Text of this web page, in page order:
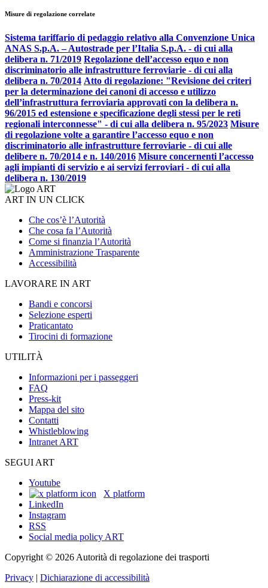
Misure di regolazione correlate
Sistema tariffario di pedaggio relativo alla Convenzione Unica
ANAS S.p.A. – Autostrade per l’Italia S.p.A. - di cui alla
delibera n. 71/2019 Regolazione dell’accesso equo e non
discriminatorio alle infrastrutture ferroviarie - di cui alla
delibera n. 70/2014 Atto di regolazione: "Revisione dei criteri
per la determinazione dei canoni di accesso e utilizzo
dell’infrastruttura ferroviaria approvati con la delibera n.
96/2015 ed estensione e specificazione degli stessi per le reti
regionali interconnesse" - di cui alla delibera n. 95/2023 Misure
di regolazione volte a garantire l’accesso equo e non
discriminatorio alle infrastrutture ferroviarie - di cui alle
delibere n. 70/2014 e n. 140/2016 Misure concernenti l’accesso
agli impianti di servizio e ai servizi ferroviari - di cui alla
delibera n. 130/2019
ART IN UN CLICK
Che cos’è l’Autorità
Che cosa fa l’Autorità
Come si finanzia l’Autorità
Amministrazione Trasparente
Accessibilità
LAVORARE IN ART
Bandi e concorsi
Selezione esperti
Praticantato
Tirocini di formazione
UTILITÀ
Informazioni per i passeggeri
FAQ
Press-kit
Mappa del sito
Contatti
Whistleblowing
Intranet ART
SEGUI ART
Youtube
X platform
LinkedIn
Instagram
RSS
Social media policy ART
Copyright © 2026 Autorità di regolazione dei trasporti
Privacy | Dichiarazione di accessibilità